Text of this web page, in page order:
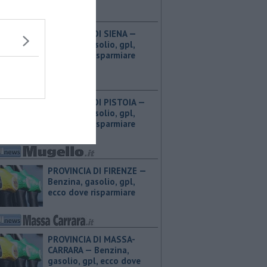
PROVINCIA DI SIENA — ​
Benzina, gasolio, gpl,
ecco dove risparmiare
PROVINCIA DI PISTOIA — ​
Benzina, gasolio, gpl,
ecco dove risparmiare
PROVINCIA DI FIRENZE — ​
Benzina, gasolio, gpl,
ecco dove risparmiare
PROVINCIA DI MASSA-
CARRARA — ​Benzina,
gasolio, gpl, ecco dove